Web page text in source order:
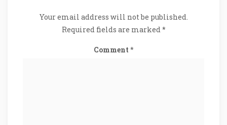
Your email address will not be published.
Required fields are marked*
Comment *